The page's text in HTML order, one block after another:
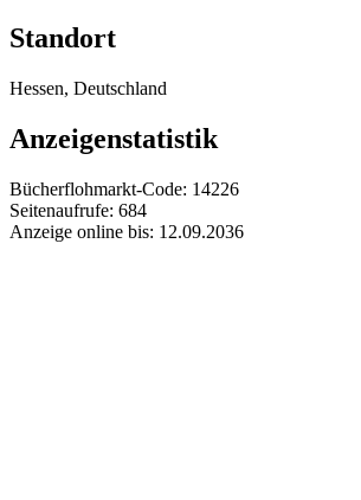
Standort
Hessen, Deutschland
Anzeigenstatistik
Bücherflohmarkt-Code: 14226
Seitenaufrufe: 684
Anzeige online bis: 12.09.2036